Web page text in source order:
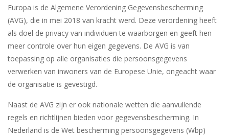
Europa is de Algemene Verordening Gegevensbescherming
(AVG), die in mei 2018 van kracht werd. Deze verordening heeft
als doel de privacy van individuen te waarborgen en geeft hen
meer controle over hun eigen gegevens. De AVG is van
toepassing op alle organisaties die persoonsgegevens
verwerken van inwoners van de Europese Unie, ongeacht waar
de organisatie is gevestigd.
Naast de AVG zijn er ook nationale wetten die aanvullende
regels en richtlijnen bieden voor gegevensbescherming. In
Nederland is de Wet bescherming persoonsgegevens (Wbp)